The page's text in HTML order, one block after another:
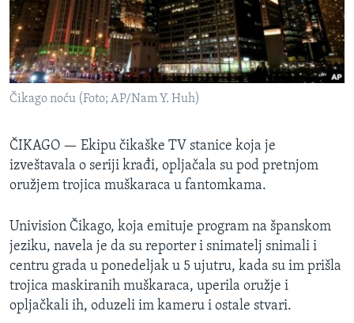
SPORT
INTERVJU
Čikago noću (Foto; AP/Nam Y. Huh)
ČIKAGO — Ekipu čikaške TV stanice koja je
izveštavala o seriji krađi, opljačala su pod pretnjom
oružjem trojica muškaraca u fantomkama.
Univision Čikago, koja emituje program na španskom
jeziku, navela je da su reporter i snimatelj snimali i
centru grada u ponedeljak u 5 ujutru, kada su im prišla
trojica maskiranih muškaraca, uperila oružje i
opljačkali ih, oduzeli im kameru i ostale stvari.